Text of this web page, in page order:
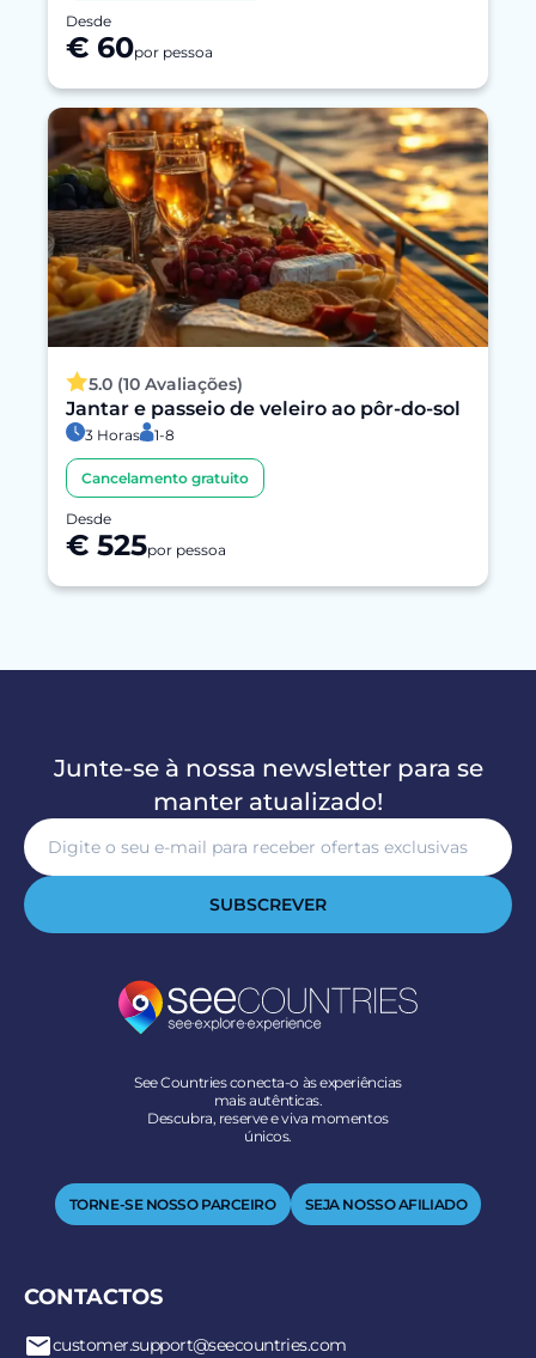
Desde
€ 60por pessoa
5.0 (10 Avaliações)
Jantar e passeio de veleiro ao pôr-do-sol
3 Horas 1-8
Cancelamento gratuito
Desde
€ 525por pessoa
Junte-se à nossa newsletter para se
manter atualizado!
SUBSCREVER
See Countries conecta-o às experiências
mais autênticas.
Descubra, reserve e viva momentos
únicos.
TORNE-SE NOSSO PARCEIRO SEJA NOSSO AFILIADO
CONTACTOS
customer.support@seecountries.com